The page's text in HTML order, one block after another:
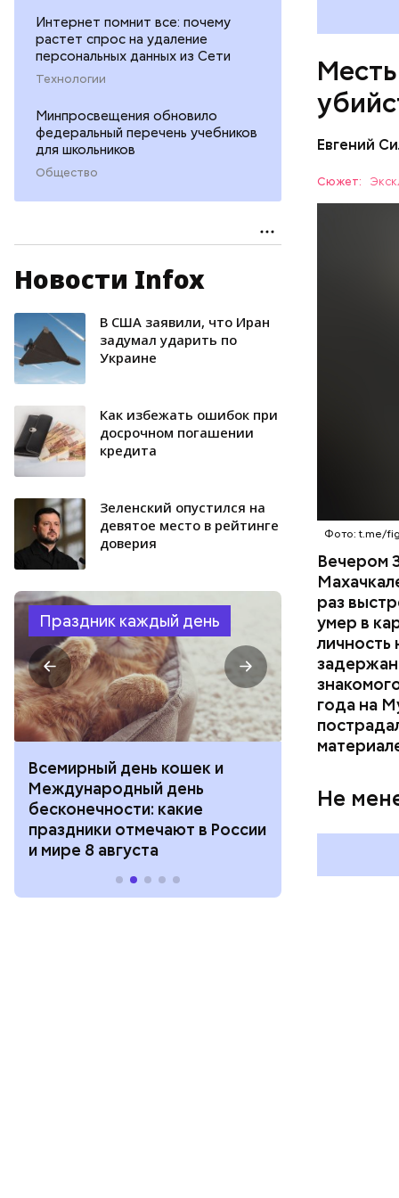
Интернет помнит все: почему
растет спрос на удаление
персональных данных из Сети
Технологии
Минпросвещения обновило
федеральный перечень учебников
для школьников
Общество
Новости Infox
В США заявили, что Иран
задумал ударить по
Украине
Кaк избежать ошибок при
досрочном погашении
кредита
Зеленский опустился на
девятое место в рейтинге
доверия
Праздник каждый день
Всемирный день кошек и
Международный день
бесконечности: какие
праздники отмечают в России
и мире 8 августа
холостяка:
отмечают в
Евгений
Сюжет:
Фото: t.me/
Вечером
раз
умер в
года на
Не
Вечером
жилого
менее
скорую